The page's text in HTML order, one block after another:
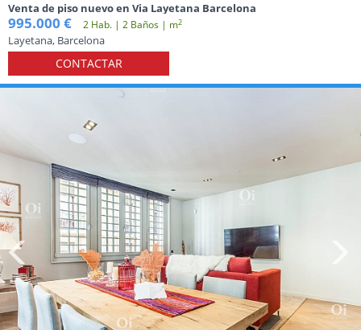
Venta de piso nuevo en Via Layetana Barcelona
995.000 € 2 Hab. | 2 Baños | m2
Layetana, Barcelona
CONTACTAR